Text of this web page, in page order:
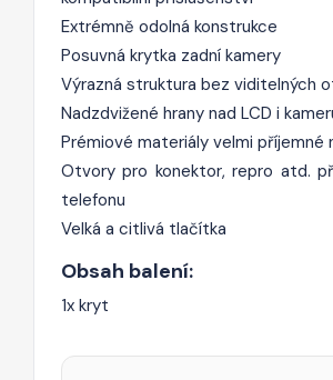
Extrémně odolná konstrukce
Posuvná krytka zadní kamery
Výrazná struktura bez viditelných
Nadzdvižené hrany nad LCD i
Prémiové materiály velmi příjemné
Otvory pro konektor, repro atd.
telefonu
Velká a citlivá tlačítka
Obsah balení:
1x kryt